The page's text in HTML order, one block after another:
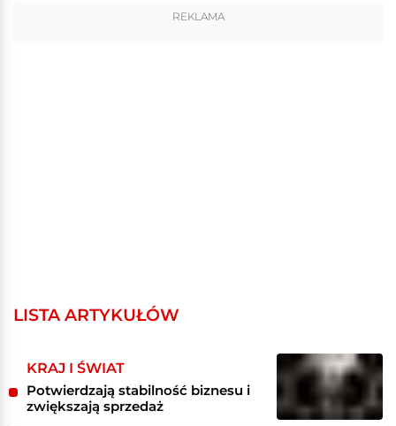
REKLAMA
LISTA ARTYKUŁÓW
KRAJ I ŚWIAT
Potwierdzają stabilność biznesu i
zwiększają sprzedaż